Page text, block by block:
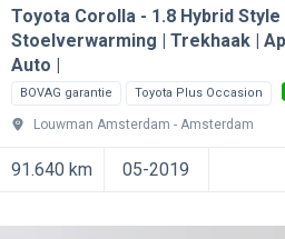
Toyota Corolla
1.8 Hybrid
Stoelverwarming | Trekhaak |
Auto |
BOVAG garantie Toyota Plus Occasion
Louwman Amsterdam Amsterdam
91.640 km 05-2019